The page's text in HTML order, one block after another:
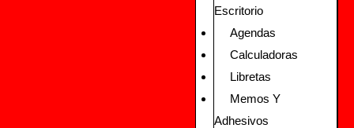
Escritorio
Agendas
Calculadoras
Libretas
Memos Y
Adhesivos